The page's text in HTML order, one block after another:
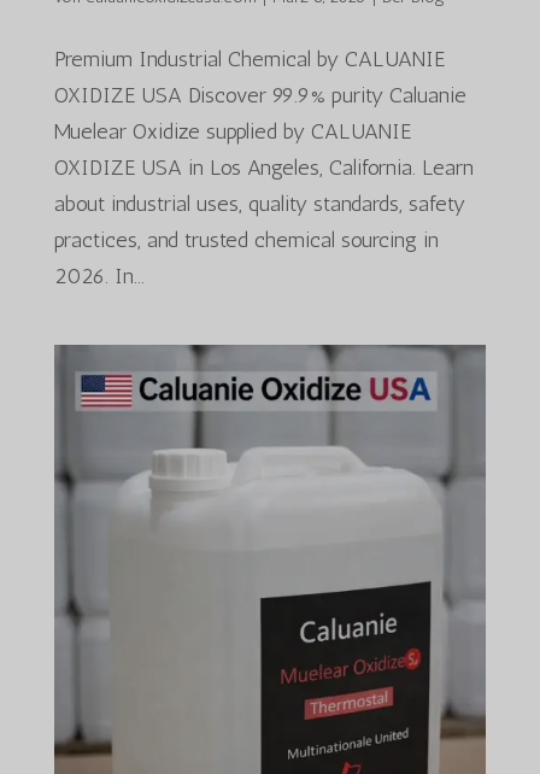
Premium Industrial Chemical by CALUANIE
OXIDIZE USA Discover 99.9% purity Caluanie
Muelear Oxidize supplied by CALUANIE
OXIDIZE USA in Los Angeles, California. Learn
about industrial uses, quality standards, safety
practices, and trusted chemical sourcing in
2026. In...